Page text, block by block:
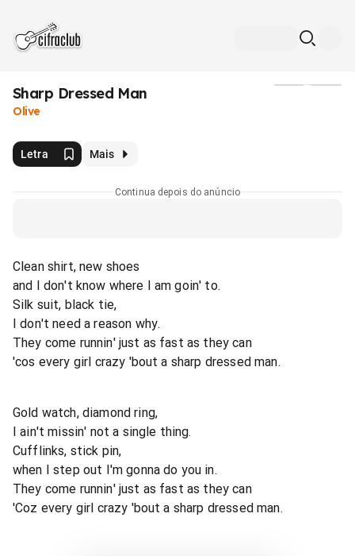
Sharp Dressed Man
Olive
Letra Mais
Continua depois do anúncio
Clean shirt, new shoes
and I don't know where I am goin' to.
Silk suit, black tie,
I don't need a reason why.
They come runnin' just as fast as they can
'cos every girl crazy 'bout a sharp dressed man.
Gold watch, diamond ring,
I ain't missin' not a single thing.
Cufflinks, stick pin,
when I step out I'm gonna do you in.
They come runnin' just as fast as they can
'Coz every girl crazy 'bout a sharp dressed man.